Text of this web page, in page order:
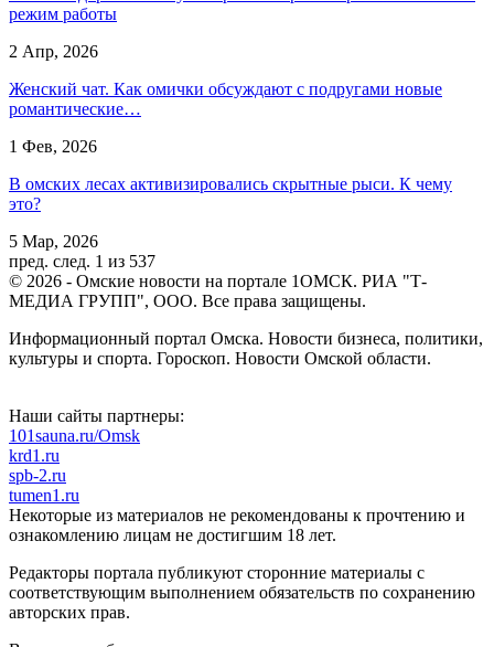
режим работы
2 Апр, 2026
Женский чат. Как омички обсуждают с подругами новые
романтические…
1 Фев, 2026
В омских лесах активизировались скрытные рыси. К чему
это?
5 Мар, 2026
пред. след. 1 из 537
© 2026 - Омские новости на портале 1ОМСК. РИА "Т-
МЕДИА ГРУПП", ООО. Все права защищены.
Информационный портал Омска. Новости бизнеса, политики,
культуры и спорта. Гороскоп. Новости Омской области.
Наши сайты партнеры:
101sauna.ru/Omsk
krd1.ru
spb-2.ru
tumen1.ru
Некоторые из материалов не рекомендованы к прочтению и
ознакомлению лицам не достигшим 18 лет.
Редакторы портала публикуют сторонние материалы с
соответствующим выполнением обязательств по сохранению
авторских прав.